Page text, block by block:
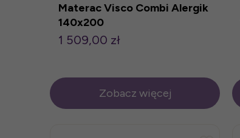
Materac Visco Combi Alergik
140x200
1 509,00 zł
Zobacz więcej